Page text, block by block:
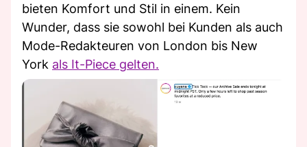
bieten Komfort und Stil in einem. Kein
Wunder, dass sie sowohl bei Kunden als auch
Mode-Redakteuren von London bis New
York als It-Piece gelten.